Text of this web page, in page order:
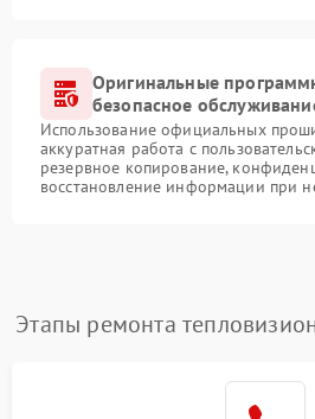
Оригинальные
безопасное
Использование официальных
аккуратная работа с
резервное копирование,
восстановление информации при
Этапы ремонта